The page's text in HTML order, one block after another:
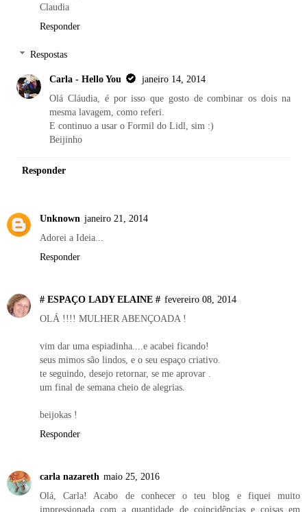
Claudia
Responder
Respostas
Carla - Hello You
janeiro 14, 2014
Olá Cláudia, é por isso que gosto de combinar os dois na
mesma lavagem, como referi.
E continuo a usar o Formil do Lidl, sim :)
Beijinho
Responder
Unknown janeiro 21, 2014
Adorei a Ideia...
Responder
# ESPAÇO LADY ELAINE # fevereiro 08, 2014
OLÁ !!!! MULHER ABENÇOADA !
vim dar uma espiadinha....e acabei ficando!
seus mimos são lindos, e o seu espaço criativo.
te seguindo, desejo retornar, se me aprovar .
um final de semana cheio de alegrias.
beijokas !
Responder
carla nazareth maio 25, 2016
Olá, Carla! Acabo de conhecer o teu blog e fiquei muito
impressionada com a quantidade de coincidências e coisas em